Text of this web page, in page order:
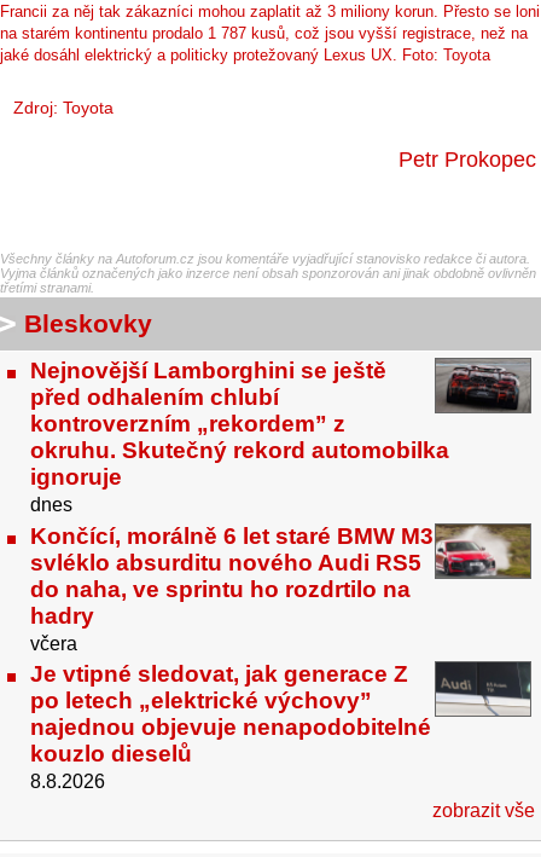
Francii za něj tak zákazníci mohou zaplatit až 3 miliony korun. Přesto se loni
na starém kontinentu prodalo 1 787 kusů, což jsou vyšší registrace, než na
jaké dosáhl elektrický a politicky protežovaný Lexus UX. Foto: Toyota
Zdroj: Toyota
Petr Prokopec
Všechny články na Autoforum.cz jsou komentáře vyjadřující stanovisko redakce či autora.
Vyjma článků označených jako inzerce není obsah sponzorován ani jinak obdobně ovlivněn
třetími stranami.
Bleskovky
Nejnovější Lamborghini se ještě
před odhalením chlubí
kontroverzním „rekordem” z
okruhu. Skutečný rekord automobilka
ignoruje
dnes
Končící, morálně 6 let staré BMW M3
svléklo absurditu nového Audi RS5
do naha, ve sprintu ho rozdrtilo na
hadry
včera
Je vtipné sledovat, jak generace Z
po letech „elektrické výchovy”
najednou objevuje nenapodobitelné
kouzlo dieselů
8.8.2026
zobrazit vše